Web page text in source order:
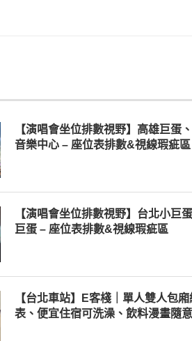
【演唱會坐位排數視野】高雄巨蛋
音樂中心 – 座位表排數&視線瑕疵區
【演唱會坐位排數視野】台北小巨
巨蛋 – 座位表排數&視線瑕疵區
【台北車站】E客棧｜單人雙人包
表、便宜住宿可洗澡、飲料漫畫隨